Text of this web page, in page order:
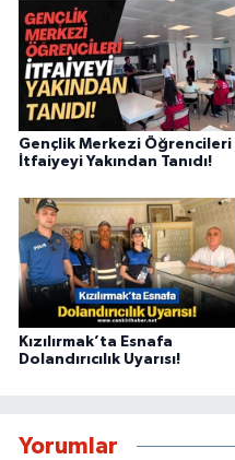
Gençlik Merkezi Öğrencileri
İtfaiyeyi Yakından Tanıdı!
Kızılırmak’ta Esnafa
Dolandırıcılık Uyarısı!
Yorumlar